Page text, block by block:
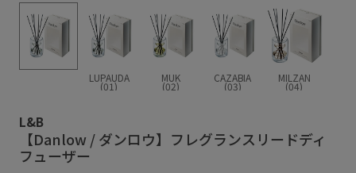
LUPAUDA
(01)
MUK
(02)
CAZABIA
(03)
MILZAN
(04)
L&B
【Danlow / ダンロウ】フレグランスリードディ
フューザー